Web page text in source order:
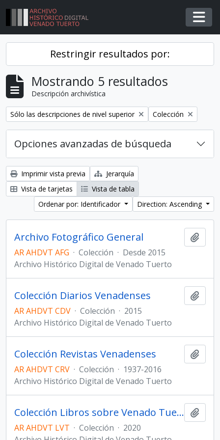
Skip to main content
Restringir resultados por:
Mostrando 5 resultados
Descripción archivística
Remover filtro
Sólo las descripciones de nivel superior Remover filtro
Colección
Opciones avanzadas de búsqueda
Imprimir vista previa
Jerarquía
Vista de tarjetas
Vista de tabla
Ordenar por: Identificador
Direction: Ascending
Archivo Fotográfico General
AR AHDVT AFG · Colección · Desde 2015
Archivo Histórico Digital de Venado Tuerto
Colección Diarios Venadenses
AR AHDVT CDV · Colección · 2015
Archivo Histórico Digital de Venado Tuerto
Colección Revistas Venadenses
AR AHDVT CRV · Colección · 1937-2016
Archivo Histórico Digital de Venado Tuerto
Colección Libros sobre Venado Tuerto y la región
AR AHDVT LVT · Colección · 2020